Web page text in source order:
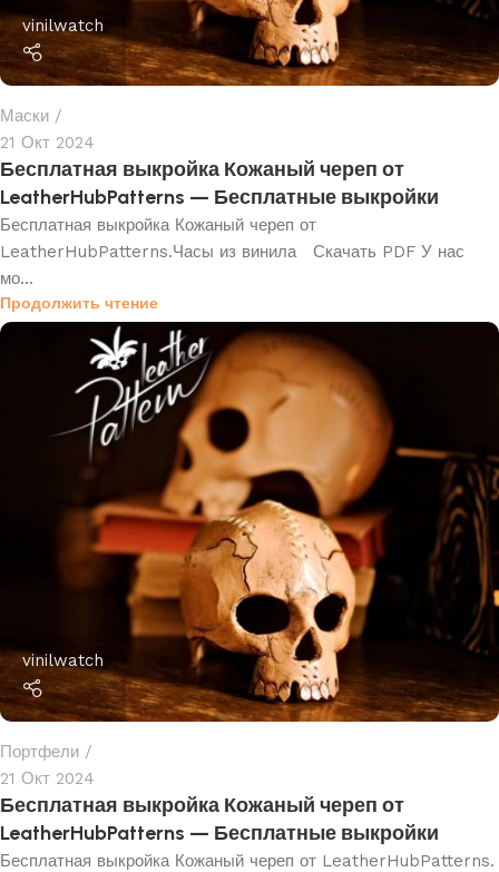
vinilwatch
Маски
21 Окт 2024
Бесплатная выкройка Кожаный череп от
LeatherHubPatterns — Бесплатные выкройки
Бесплатная выкройка Кожаный череп от
LeatherHubPatterns.Часы из винила Скачать PDF У нас
мо...
Продолжить чтение
vinilwatch
Портфели
21 Окт 2024
Бесплатная выкройка Кожаный череп от
LeatherHubPatterns — Бесплатные выкройки
Бесплатная выкройка Кожаный череп от LeatherHubPatterns.